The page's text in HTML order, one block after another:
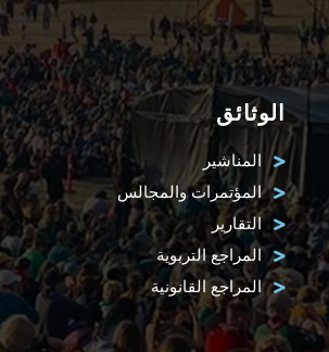
الوثائق
المناشير
المؤتمرات والمجالس
التقارير
المراجع التربوية
المراجع القانونية